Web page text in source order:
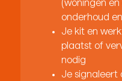
(woningen
onderhoud
Je kit en
plaatst of
nodig
Je signaleert